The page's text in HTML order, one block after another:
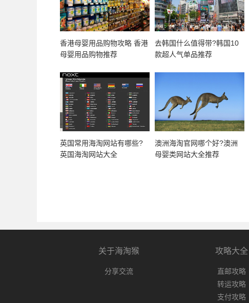
香港母婴用品购物攻略 香港
母婴用品购物推荐
去韩国什么值得带?韩国10
款超人气单品推荐
英国常用海淘网站有哪些?
英国海淘网站大全
澳洲海淘官网哪个好?澳洲
母婴类网站大全推荐
关于海淘猴
分享交流
攻略大全
直邮攻略
转运攻略
支付攻略